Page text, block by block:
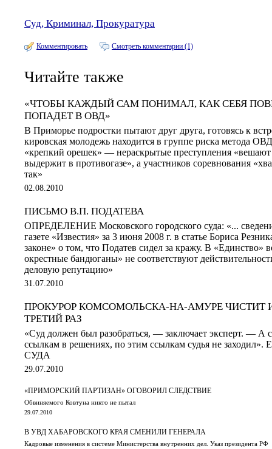
Суд, Криминал, Прокуратура
Комментировать Смотреть комментарии (1)
Читайте также
«ЧТОБЫ КАЖДЫЙ САМ ПОНИМАЛ, КАК СЕБЯ
ПОПАДЕТ В ОВД»
В Приморье подростки пытают друг друга, готовясь к
кировская молодежь находится в группе риска метода
«крепкий орешек» — нераскрытые преступления
выдержит в противогазе», а участников соревнования
так»
02.08.2010
ПИСЬМО В.П. ПОДАТЕВА
ОПРЕДЕЛЕНИЕ Московского городского суда: «...
газете «Известия» за 3 июня 2008 г. в статье Бориса
законе» о том, что Податев сидел за кражу. В «Единство»
окрестные бандюганы» не соответствуют
деловую репутацию»
31.07.2010
ПРОКУРОР КОМСОМОЛЬСКА-НА-АМУРЕ ЧИСТИТ
ТРЕТИЙ РАЗ
«Cуд должен был разобраться, — заключает эксперт. — А
ссылкам в решениях, по этим ссылкам судья не
СУДА
29.07.2010
«ПРИМОРСКИЙ ПАРТИЗАН» ОГОВОРИЛ СЛЕДСТВИЕ
Обвиняемого Ковтуна никто не пытал
29.07.2010
В УВД ХАБАРОВСКОГО КРАЯ СМЕНИЛИ ГЕНЕРАЛА
Кадровые изменения в системе Министерства внутренних дел. Указ президента РФ